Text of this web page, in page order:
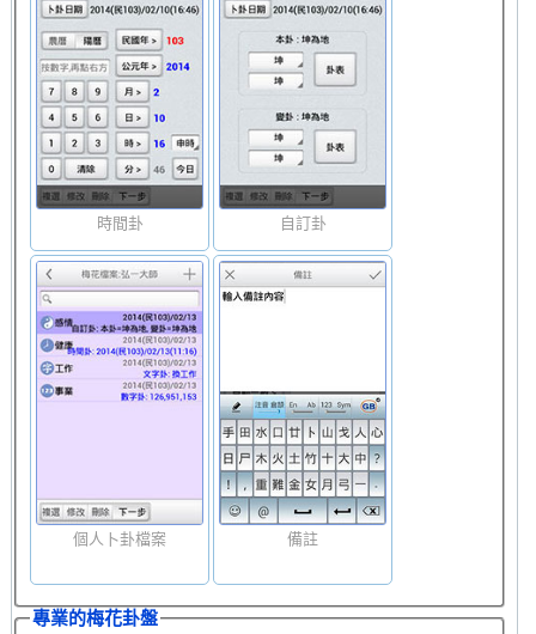
時間卦 自訂卦
個人卜卦檔案 備註
專業的梅花卦盤